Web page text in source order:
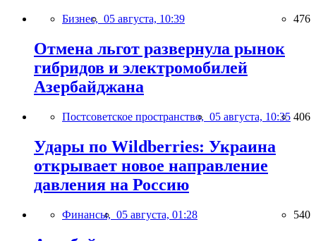
Бизнес, 05 августа, 10:39 476
Отмена льгот развернула рынок
гибридов и электромобилей
Азербайджана
Постсоветское пространство, 05 августа, 10:35 406
Удары по Wildberries: Украина
открывает новое направление
давления на Россию
Финансы, 05 августа, 01:28 540